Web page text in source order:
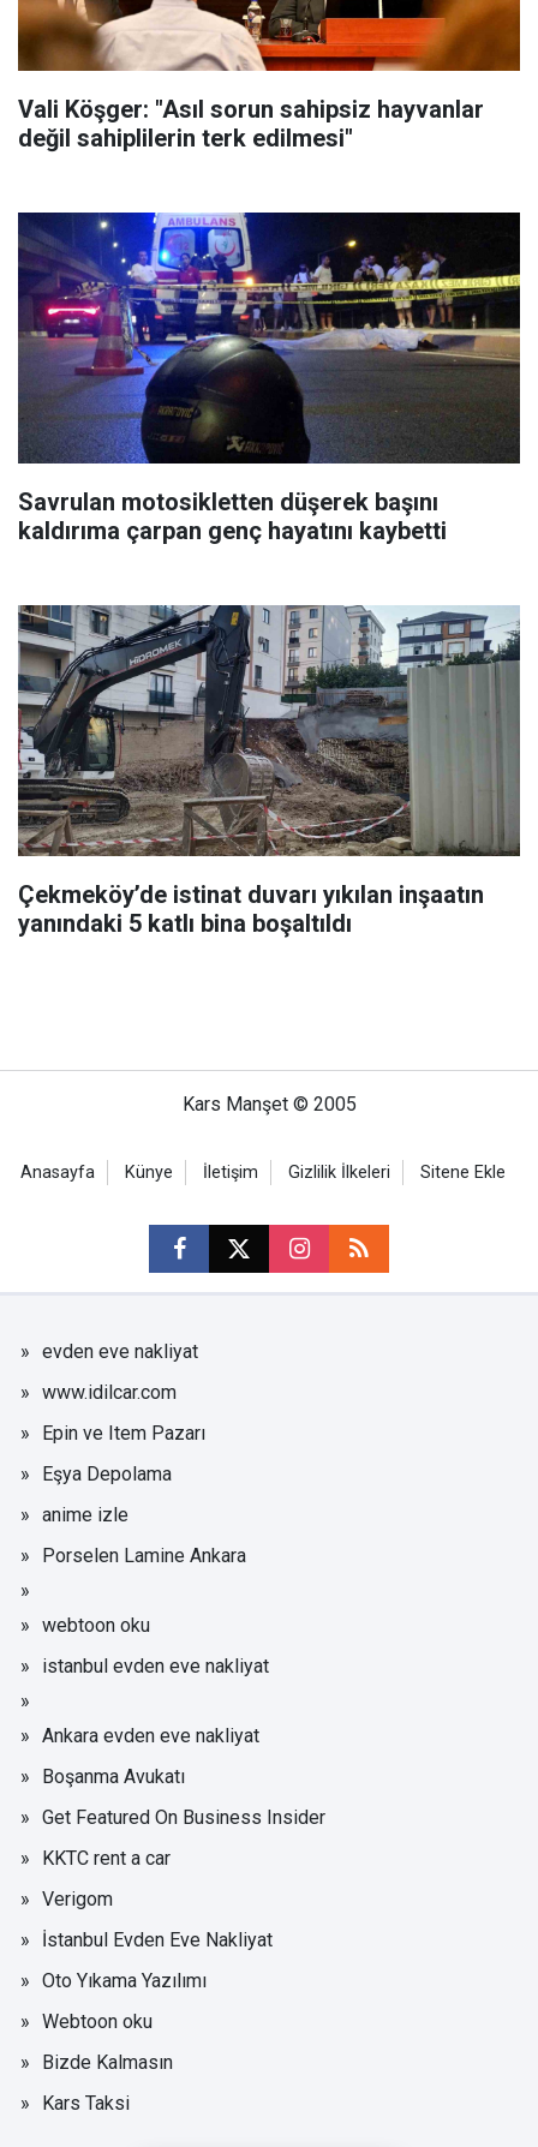
Vali Köşger: "Asıl sorun sahipsiz hayvanlar
değil sahiplilerin terk edilmesi"
Savrulan motosikletten düşerek başını
kaldırıma çarpan genç hayatını kaybetti
Çekmeköy’de istinat duvarı yıkılan inşaatın
yanındaki 5 katlı bina boşaltıldı
Kars Manşet © 2005
Anasayfa Künye İletişim Gizlilik İlkeleri Sitene Ekle
evden eve nakliyat
www.idilcar.com
Epin ve Item Pazarı
Eşya Depolama
anime izle
Porselen Lamine Ankara
webtoon oku
istanbul evden eve nakliyat
Ankara evden eve nakliyat
Boşanma Avukatı
Get Featured On Business Insider
KKTC rent a car
Verigom
İstanbul Evden Eve Nakliyat
Oto Yıkama Yazılımı
Webtoon oku
Bizde Kalmasın
Kars Taksi